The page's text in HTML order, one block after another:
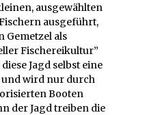
ausgewählten
ausgeführt,
Gemetzel als
Fischereikultur”
Jagd selbst eine
wird nur durch
Booten
der Jagd treiben die